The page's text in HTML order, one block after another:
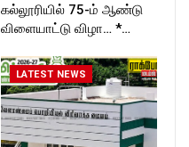
கல்லூரியில் 75-ம் ஆண்டு
விளையாட்டு விழா… *…
LATEST NEWS